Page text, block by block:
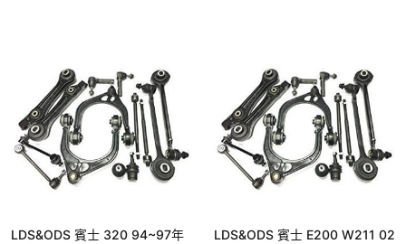
LDS&ODS 賓士 320 94~97年
LDS&ODS 賓士 E200 W211 02